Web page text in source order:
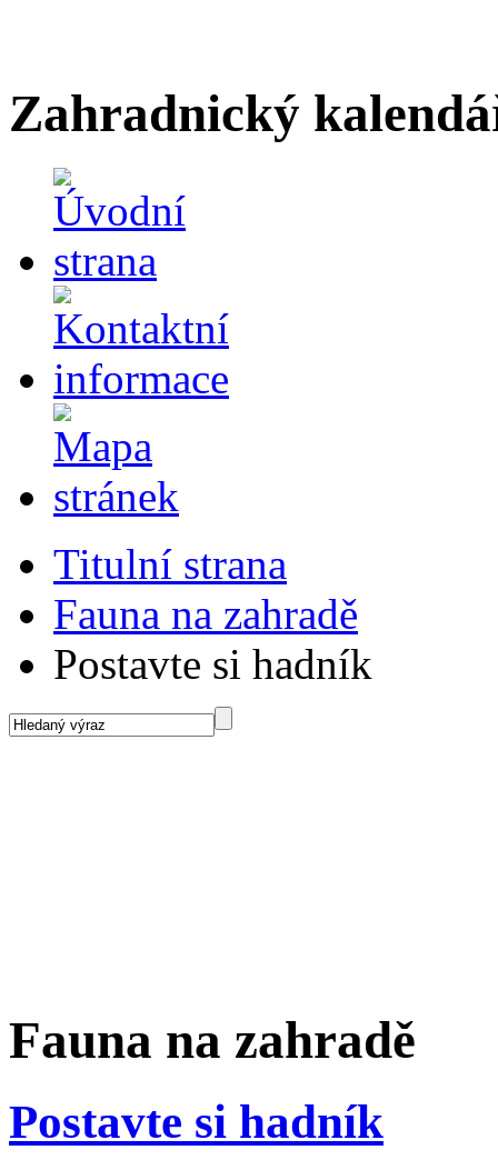
Zahradnický
Titulní strana
Fauna na zahradě
Postavte si hadník
Fauna na zahradě
Postavte si hadník